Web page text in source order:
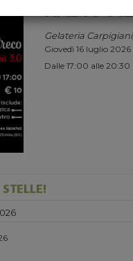
RADIO
Gelateria
Giovedì 16 luglio 2026
Dalle 17:00 alle 20:30